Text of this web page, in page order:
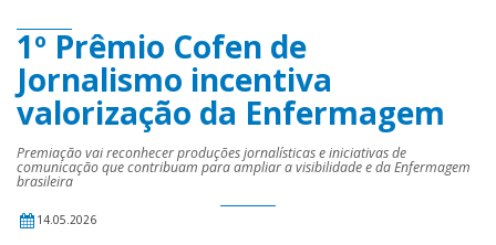
1º Prêmio Cofen de
Jornalismo incentiva
valorização da Enfermagem
Premiação vai reconhecer produções jornalísticas e iniciativas de
comunicação que contribuam para ampliar a visibilidade e da Enfermagem
brasileira
14.05.2026